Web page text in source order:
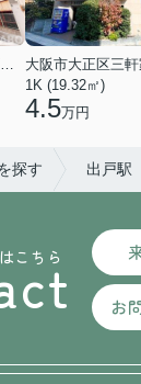
大阪市平野区平野西３丁目
1K (19.32㎡)
4.5万円
探す 出戸駅
こちら
お